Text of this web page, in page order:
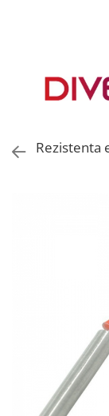
ASA
Rezistenta